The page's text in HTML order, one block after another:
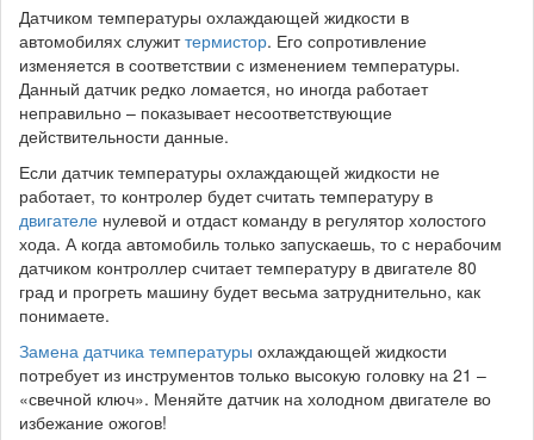
Датчиком температуры охлаждающей жидкости в
автомобилях служиттермистор. Его сопротивление
изменяется в соответствии с изменением температуры.
Данный датчик редко ломается, но иногда работает
неправильно – показывает несоответствующие
действительности данные.
Если датчик температуры охлаждающей жидкости не
работает, то контролер будет считать температуру в
двигателе нулевой и отдаст команду в регулятор холостого
хода. А когда автомобиль только запускаешь, то с нерабочим
датчиком контроллер считает температуру в двигателе 80
град и прогреть машину будет весьма затруднительно, как
понимаете.
Замена датчика температуры охлаждающей жидкости
потребует из инструментов только высокую головку на 21 –
«свечной ключ». Меняйте датчик на холодном двигателе во
избежание ожогов!